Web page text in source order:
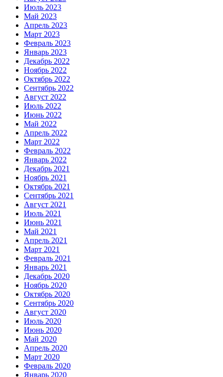
Июль 2023
Май 2023
Апрель 2023
Март 2023
Февраль 2023
Январь 2023
Декабрь 2022
Ноябрь 2022
Октябрь 2022
Сентябрь 2022
Август 2022
Июль 2022
Июнь 2022
Май 2022
Апрель 2022
Март 2022
Февраль 2022
Январь 2022
Декабрь 2021
Ноябрь 2021
Октябрь 2021
Сентябрь 2021
Август 2021
Июль 2021
Июнь 2021
Май 2021
Апрель 2021
Март 2021
Февраль 2021
Январь 2021
Декабрь 2020
Ноябрь 2020
Октябрь 2020
Сентябрь 2020
Август 2020
Июль 2020
Июнь 2020
Май 2020
Апрель 2020
Март 2020
Февраль 2020
Январь 2020